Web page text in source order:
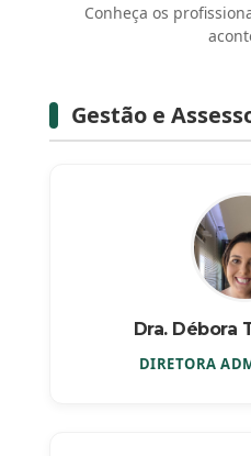
Conheça os
Gestão e
Dra. Débora
DIRETORA